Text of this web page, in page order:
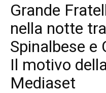
Grande
nella notte
Spinalbese e
Il motivo
Mediaset